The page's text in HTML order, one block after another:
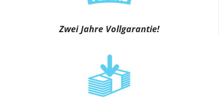
Zwei Jahre Vollgarantie!